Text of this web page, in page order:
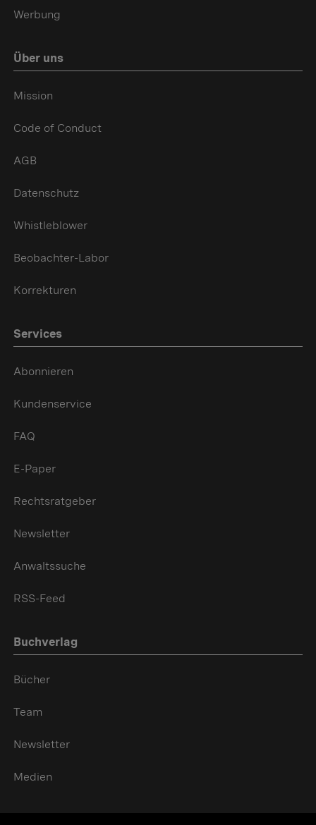
Werbung
Über uns
Mission
Code of Conduct
AGB
Datenschutz
Whistleblower
Beobachter-Labor
Korrekturen
Services
Abonnieren
Kundenservice
FAQ
E-Paper
Rechtsratgeber
Newsletter
Anwaltssuche
RSS-Feed
Buchverlag
Bücher
Team
Newsletter
Medien